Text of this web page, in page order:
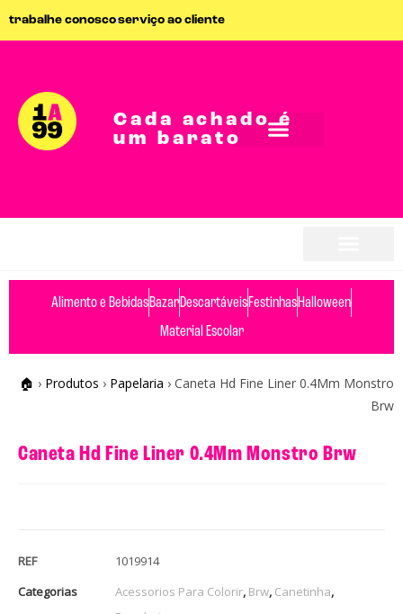
trabalhe conoscoserviço ao cliente
Cada achado é
um barato
Alimento e BebidasBazarDescartáveisFestinhasHalloween
Material Escolar
🏠 › Produtos › Papelaria › Caneta Hd Fine Liner 0.4Mm Monstro
Brw
Caneta Hd Fine Liner 0.4Mm Monstro Brw
REF
1019914
Categorias
Acessorios Para Colorir, Brw, Canetinha,